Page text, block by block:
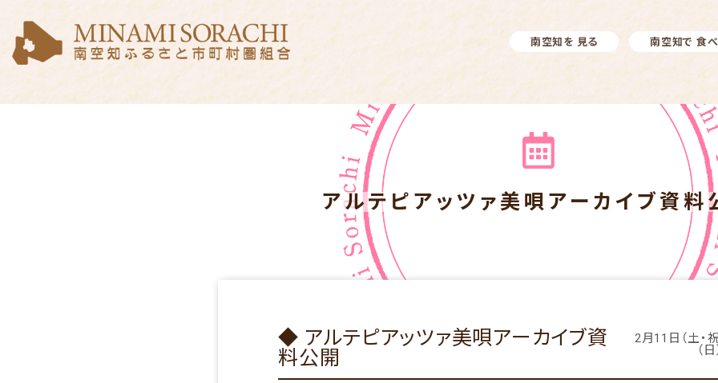
南空知を 見る 南空知で 食
アルテピアッツァ美唄アーカイブ資料
◆ アルテピアッツァ美唄アーカイブ資
料公開
2月11日（土・
（日